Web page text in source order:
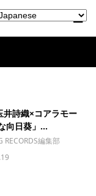
井詩織×コアラモー
向日葵」...
RECORDS編集部